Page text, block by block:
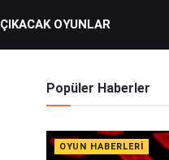
ÇIKACAK OYUNLAR
Popüler Haberler
OYUN HABERLERI